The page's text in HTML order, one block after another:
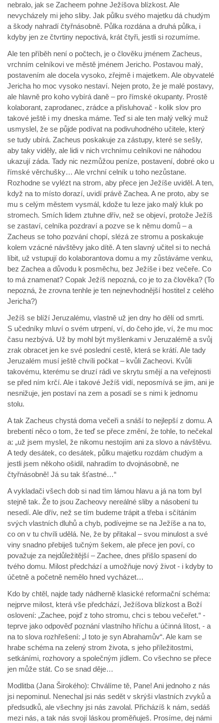
nebralo, jak se Zacheem pohne Ježíšova blízkost. Ale
nevycházely mi jeho sliby. Jak půlku svého majetku dá chudým
a škody nahradí čtyřnásobně. Půlka rozdána a druhá půlka, i
kdyby jen ze čtvrtiny nepoctivá, krát čtyři, jestli si rozumíme.
Ale ten příběh není o počtech, je o člověku jménem Zacheus,
vrchním celníkovi ve městě jménem Jericho. Postavou malý,
postavením ale docela vysoko, zřejmě i majetkem. Ale obyvatelé
Jericha ho moc vysoko nestaví. Nejen proto, že je malé postavy,
ale hlavně pro koho vybírá daně – pro římské okupanty. Prostě
kolaborant, zaprodanec, zrádce a přisluhovač - kolik slov pro
takové ještě i my dneska máme. Teď si ale ten malý velký muž
usmyslel, že se půjde podívat na podivuhodného učitele, který
se tudy ubírá. Zacheus poskakuje za zástupy, které se sešly,
aby taky viděly, ale lidi v nich vrchnímu celníkovi ne náhodou
ukazují záda. Tady nic nezmůžou peníze, postavení, dobré oko u
římské věrchušky… Ale vrchní celník u toho nezůstane.
Rozhodne se vylézt na strom, aby přece jen Ježíše uviděl. A ten,
když na to místo dorazí, uvidí právě Zachea. A ne proto, aby se
mu s celým městem vysmál, kdože tu leze jako malý kluk po
stromech. Smích lidem ztuhne dřív, než se objeví, protože Ježíš
se zastaví, celníka pozdraví a pozve se k němu domů – a
Zacheus se toho pozvání chopí, slézá ze stromu a poskakuje
kolem vzácné návštěvy jako dítě. A ten slavný učitel si to nechá
líbit, už vstupují do kolaborantova domu a my zůstáváme venku,
bez Zachea a důvodu k posměchu, bez Ježíše i bez večeře. Co
to má znamenat? Copak Ježíš nepozná, co je to za člověka? (To
nepozná, že zrovna tenhle je ten nejnevhodnější hostitel z celého
Jericha?)
Ježíš se blíží Jeruzalému, vlastně už jen dny ho dělí od smrti.
S učedníky mluví o svém utrpení, ví, do čeho jde, ví, že mu moc
času nezbývá. Už by mohl být myšlenkami v Jeruzalémě a svůj
zrak obracet jen ke své poslední cestě, která se krátí. Ale tady
Jeruzalém musí ještě chvíli počkat – kvůli Zacheovi. Kvůli
takovému, kterému se druzí rádi ve skrytu smějí a na veřejnosti
se před ním krčí. Ale i takové Ježíš vidí, neposmívá se jim, ani je
nesnižuje, jen postaví na zem a posadí se s nimi k jednomu
stolu.
A tak Zacheus chystá doma večeři a snáší to nejlepší z domu. A
brebentí něco o tom, že teď se přece změní, že tohle, to nečekal
a: „už jsem myslel, že nikomu nestojím ani za slovo a návštěvu.
A tedy desátek, co desátek, půlku majetku rozdám chudým a
jestli jsem někoho ošidil, nahradím to dvojnásobně, ne
čtyřnásobně! Já su tak šťastné…“
A vykladači všech dob si nad tím lámou hlavu a já na tom byl
stejně tak. Že to jsou Zacheovy nereálné sliby a násobení tu
nesedí. Ale dřív, než se tím budeme trápit a třeba i sčítáním
svých vlastních dluhů a chyb, podívejme se na Ježíše a na to,
co on v tu chvíli udělá. Ne, že by přitakal – svou minulost a své
viny snadno přebiješ tučným šekem, ale přece jen poví, co
považuje za nejdůležitější – Zachee, dnes přišlo spasení do
tvého domu. Milost předchází a umožňuje nový život - i kdyby to
účetně a početně nemělo hned vycházet…
Kdo by chtěl, najde tady nádherně klasické reformační schéma:
nejprve milost, která vše předchází, Ježíšova blízkost a Boží
oslovení: „Zachee, pojď z toho stromu, chci s tebou večeřet.“ -
teprve jako odpověď poznání vlastního hříchu a účinná lítost, - a
na to slova rozhřešení: „I toto je syn Abrahamův“. Ale kam se
hrabe schéma na zelený strom života, s jeho příležitostmi,
setkáními, rozhovory a společným jídlem. Co všechno se přece
jen může stát. Co se snad děje…
Modlitba (Jana Širokého): Chválíme tě, Pane! Ani jednoho z nás
jsi nepominul. Nenechal jsi nás sedět v skrýši vlastních zvyků a
předsudků, ale všechny jsi nás zavolal. Přicházíš k nám, sedáš
mezi nás, a tak nás svojí láskou proměňuješ. Prosíme, dej námi